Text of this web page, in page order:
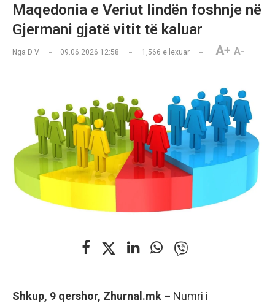
Maqedonia e Veriut lindën foshnje në
Gjermani gjatë vitit të kaluar
Nga D V 09.06.2026 12:58 1,566 e lexuar A+ A-
Shkup, 9 qershor, Zhurnal.mk – Numri i